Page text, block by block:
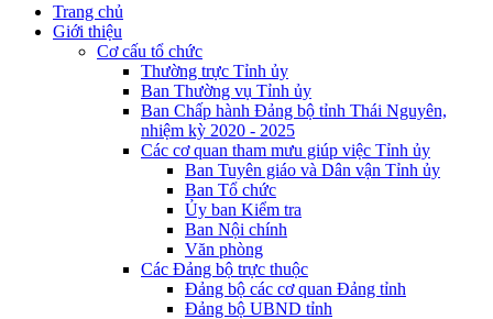
Trang chủ
Giới thiệu
Cơ cấu tổ chức
Thường trực Tỉnh ủy
Ban Thường vụ Tỉnh ủy
Ban Chấp hành Đảng bộ tỉnh Thái Nguyên,
nhiệm kỳ 2020 - 2025
Các cơ quan tham mưu giúp việc Tỉnh ủy
Ban Tuyên giáo và Dân vận Tỉnh ủy
Ban Tổ chức
Ủy ban Kiểm tra
Ban Nội chính
Văn phòng
Các Đảng bộ trực thuộc
Đảng bộ các cơ quan Đảng tỉnh
Đảng bộ UBND tỉnh